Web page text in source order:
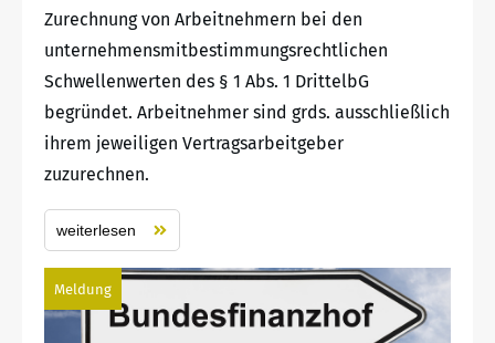
Zurechnung von Arbeitnehmern bei den
unternehmensmitbestimmungsrechtlichen
Schwellenwerten des § 1 Abs. 1 DrittelbG
begründet. Arbeitnehmer sind grds. ausschließlich
ihrem jeweiligen Vertragsarbeitgeber
zuzurechnen.
weiterlesen
Meldung